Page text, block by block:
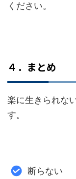
ください。
４．まとめ
楽に生きられな
す。
断らない